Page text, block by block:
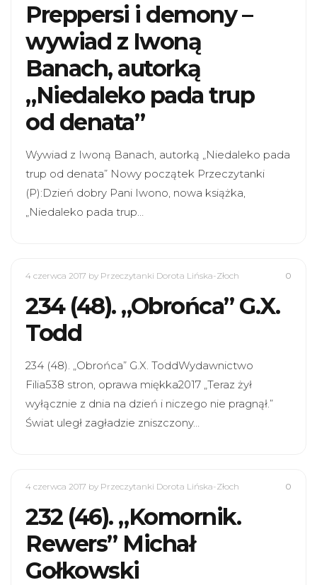
Preppersi i demony –
wywiad z Iwoną
Banach, autorką
„Niedaleko pada trup
od denata”
Wywiad z Iwoną Banach, autorką „Niedaleko pada
trup od denata” Nowy początek Przeczytanki
(P):Dzień dobry Pani Iwono, nowa książka,
„Niedaleko pada trup…
4 czerwca 2017 by Przeczytanki Dorota Lińska-Złoch 0
234 (48). „Obrońca” G.X.
Todd
234 (48). „Obrońca” G.X. ToddWydawnictwo
Filia538 stron, oprawa miękka2017 „Teraz żył
wyłącznie z dnia na dzień i niczego nie pragnął.”
Świat uległ zagładzie zniszczony…
4 czerwca 2017 by Przeczytanki Dorota Lińska-Złoch 0
232 (46). „Komornik.
Rewers” Michał
Gołkowski